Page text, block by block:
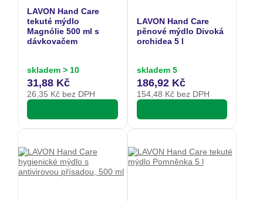
LAVON Hand Care
tekuté mýdlo
Magnólie 500 ml s
dávkovačem
skladem > 10
31,88 Kč
26,35 Kč bez DPH
LAVON Hand Care
pěnové mýdlo Divoká
orchidea 5 l
skladem 5
186,92 Kč
154,48 Kč bez DPH